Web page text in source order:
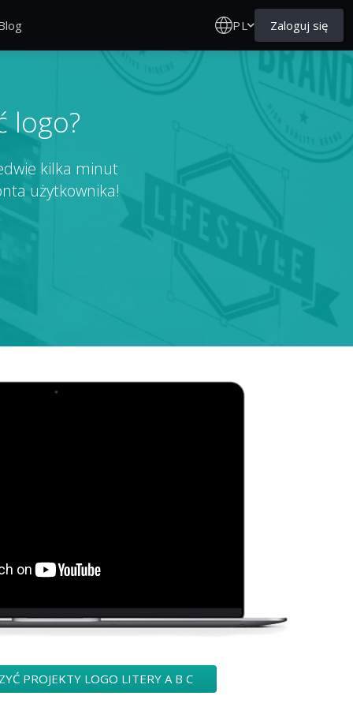
PL Zaloguj się
logo?
kilka minut
użytkownika!
PROJEKTY LOGO LITERY A B C